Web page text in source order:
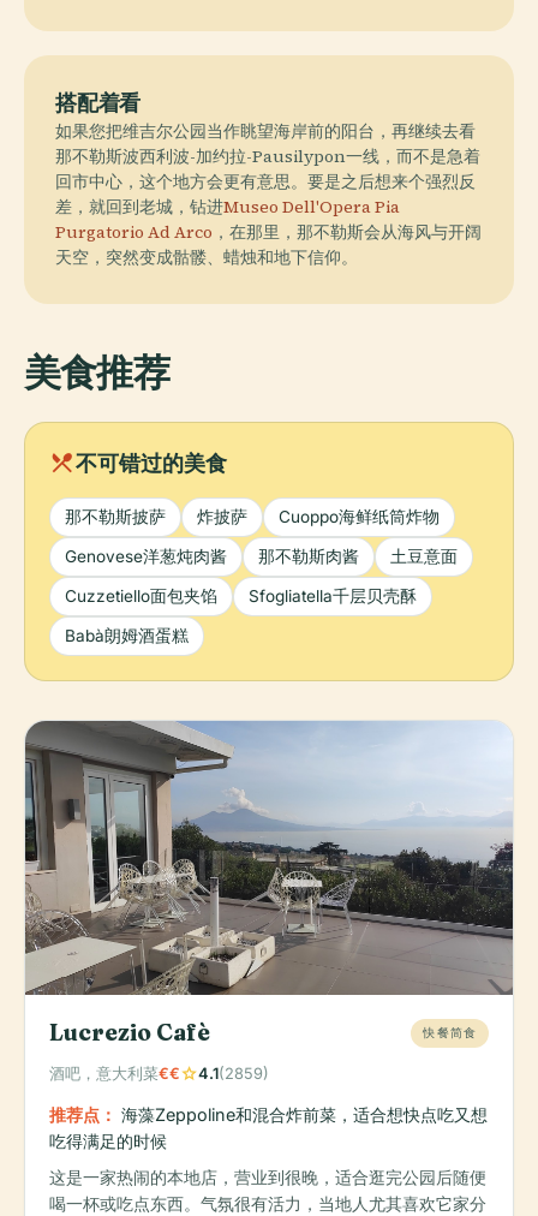
搭配着看
如果您把维吉尔公园当作眺望海岸前的阳台，再继续去看
那不勒斯波西利波-加约拉-Pausilypon一线，而不是急着
回市中心，这个地方会更有意思。要是之后想来个强烈反
差，就回到老城，钻进Museo Dell'Opera Pia
Purgatorio Ad Arco ，在那里，那不勒斯会从海风与开阔
天空，突然变成骷髅、蜡烛和地下信仰。
美食推荐
local_dining不可错过的美食
那不勒斯披萨 炸披萨 Cuoppo海鲜纸筒炸物
Genovese洋葱炖肉酱 那不勒斯肉酱 土豆意面
Cuzzetiello面包夹馅 Sfogliatella千层贝壳酥
Babà朗姆酒蛋糕
Lucrezio Cafè 快餐简食
酒吧，意大利菜€€star4.1(2859)
推荐点： 海藻Zeppoline和混合炸前菜，适合想快点吃又想
吃得满足的时候
这是一家热闹的本地店，营业到很晚，适合逛完公园后随便
喝一杯或吃点东西。气氛很有活力，当地人尤其喜欢它家分